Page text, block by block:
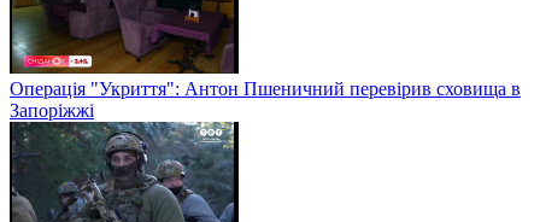
Операція "Укриття": Антон Пшеничний перевірив сховища в
Запоріжжі